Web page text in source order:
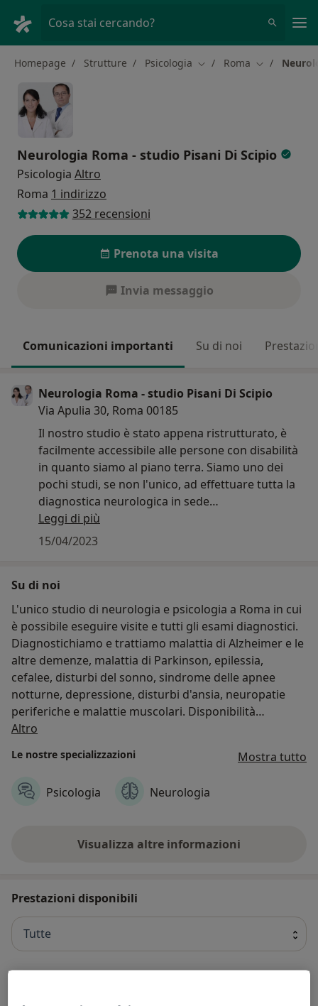
Cosa stai cercando?
Homepage Strutture Psicologia Cambia città
Roma Cambia città
Neurologia Roma - studio Pisani Di Scipio
Psicologia Altro
Roma 1 indirizzo
352 recensioni
Prenota una visita
Invia messaggio
Comunicazioni importanti Su di noi
Neurologia Roma - studio Pisani Di Scipio
Via Apulia 30, Roma 00185
Il nostro studio è stato appena ristrutturato, è
facilmente accessibile alle persone con disabilità
in quanto siamo al piano terra. Siamo uno dei
pochi studi, se non l'unico, ad effettuare tutta la
diagnostica neurologica in sede
(elettromiografie, potenziali evocati,
elettroencefalogrammi, polisonnografie e test
Leggi di più
15/04/2023
Su di noi
L'unico studio di neurologia e psicologia a Roma in cui
è possibile eseguire visite e tutti gli esami diagnostici.
Diagnostichiamo e trattiamo malattia di Alzheimer e le
altre demenze, malattia di Parkinson, epilessia,
cefalee, disturbi del sonno, sindrome delle apnee
notturne, depressione, disturbi d'ansia, neuropatie
periferiche e malattie muscolari. Disponibilità
immediate per visite urgenti.
Altro
Le nostre specializzazioni Mostra tutto
Psicologia Neurologia
Visualizza altre informazioni
Prestazioni disponibili
Tutte